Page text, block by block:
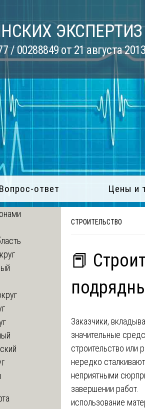
ЭКСПЕРТИЗ
00288849 от 21 августа
Вопрос-ответ Цены и
СТРОИТЕЛЬСТВО
📕
Заказчики,
значительные
строительство или
нередко
неприятными
завершении работ.
использование